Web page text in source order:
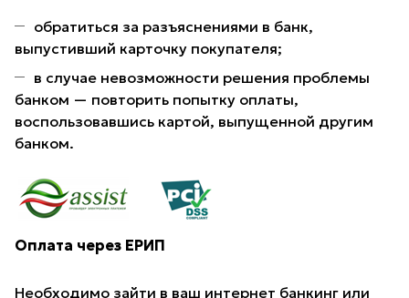
обратиться за разъяснениями в банк,
выпустивший карточку покупателя;
в случае невозможности решения проблемы
банком — повторить попытку оплаты,
воспользовавшись картой, выпущенной другим
банком.
Оплата через ЕРИП
Необходимо зайти в ваш интернет банкинг или